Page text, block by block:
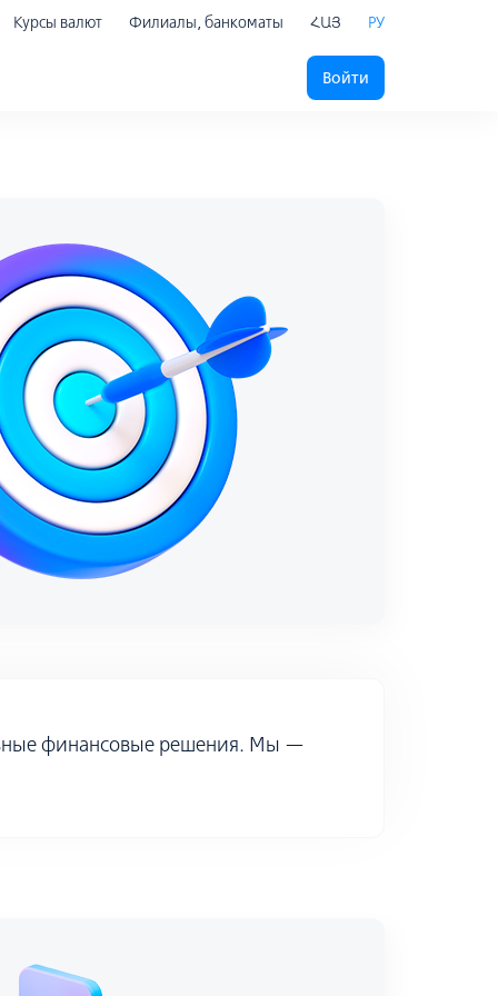
Курсы валют Филиалы, банкоматы ՀԱՅ РУ
Войти
финансовые решения. Мы —